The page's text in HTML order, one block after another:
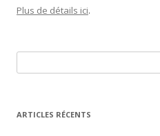
Plus de détails ici.
ARTICLES RÉCENTS